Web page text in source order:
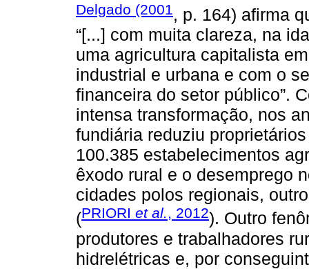
Delgado (2001, p. 164) afirma
“[...] com muita clareza, na
uma agricultura capitalista
industrial e urbana e com o
financeira do setor público”.
intensa transformação, nos
fundiária reduziu
100.385 estabelecimentos
êxodo rural e o desemprego
cidades polos regionais,
(PRIORI et al., 2012). Outro
produtores e trabalhadores
hidrelétricas e, por